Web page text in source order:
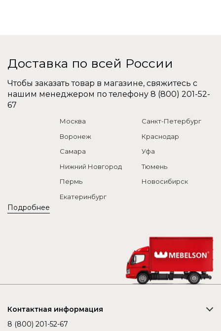
Доставка по всей России
Чтобы заказать товар в магазине, свяжитесь с
нашим менеджером по телефону 8 (800) 201-52-
67
Подробнее
Москва
Санкт-Петербург
Воронеж
Краснодар
Самара
Уфа
Нижний Новгород
Тюмень
Пермь
Новосибирск
Екатеринбург
Контактная информация
8 (800) 201-52-67